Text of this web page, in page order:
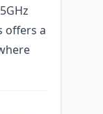
offers a